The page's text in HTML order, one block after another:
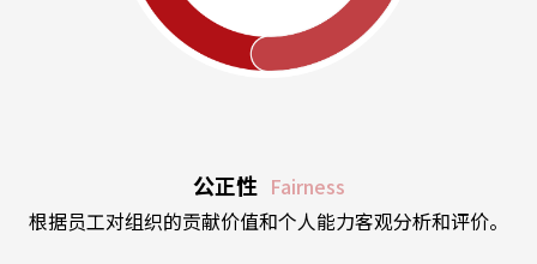
公正性 Fairness
根据员工对组织的贡献价值和个人能力客观分析和评价。